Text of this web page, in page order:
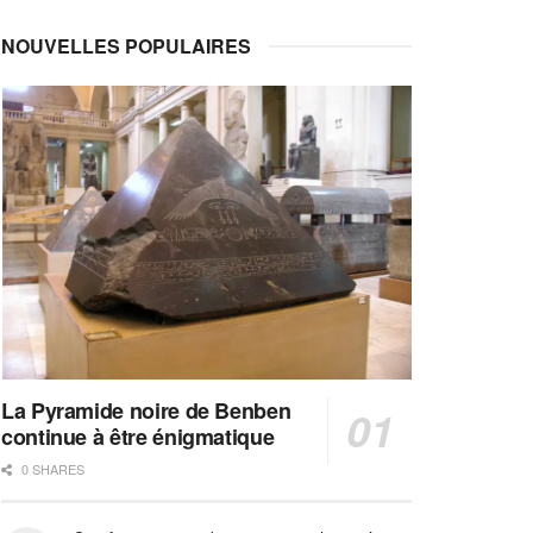
NOUVELLES POPULAIRES
La Pyramide noire de Benben
continue à être énigmatique
0 SHARES